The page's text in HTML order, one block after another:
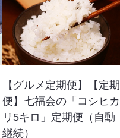
【グルメ定期便】【定期
便】七福会の「コシヒカ
リ5キロ」定期便（自動
継続）